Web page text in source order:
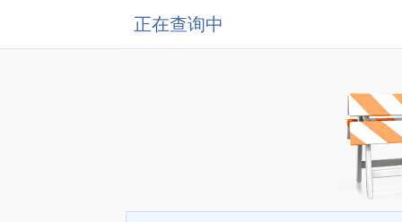
正在查询中